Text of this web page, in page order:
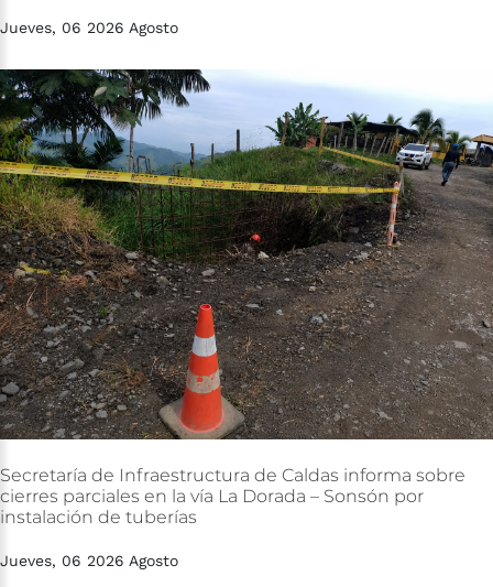
Jueves, 06 2026 Agosto
Secretaría de Infraestructura de Caldas informa sobre
cierres parciales en la vía La Dorada – Sonsón por
instalación de tuberías
Jueves, 06 2026 Agosto